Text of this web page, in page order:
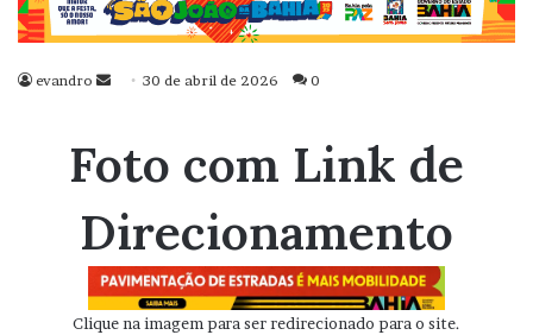
evandro
Mande
mail
30 de abril de 2026 0
Foto com Link de
Direcionamento
Clique na imagem para ser redirecionado para o site.